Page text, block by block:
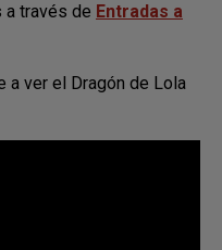
a través de Entradas a
a ver el Dragón de Lola